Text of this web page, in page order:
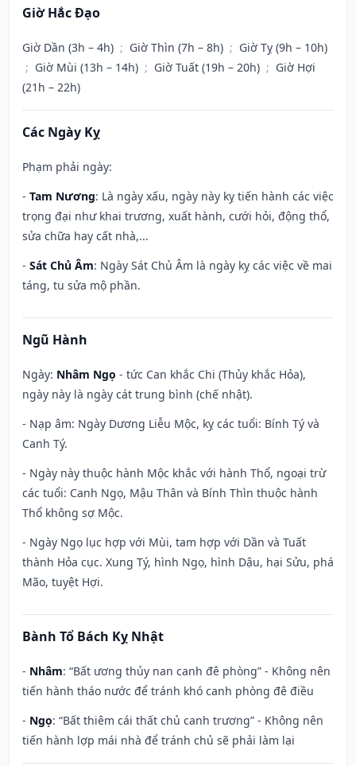
Giờ Hắc Đạo
Giờ Dần (3h – 4h) ; Giờ Thìn (7h – 8h) ; Giờ Tỵ (9h – 10h)
; Giờ Mùi (13h – 14h) ; Giờ Tuất (19h – 20h) ; Giờ Hợi
(21h – 22h)
Các Ngày Kỵ
Phạm phải ngày:
- Tam Nương: Là ngày xấu, ngày này kỵ tiến hành các việc
trọng đại như khai trương, xuất hành, cưới hỏi, động thổ,
sửa chữa hay cất nhà,...
- Sát Chủ Âm: Ngày Sát Chủ Âm là ngày kỵ các việc về mai
táng, tu sửa mộ phần.
Ngũ Hành
Ngày: Nhâm Ngọ - tức Can khắc Chi (Thủy khắc Hỏa),
ngày này là ngày cát trung bình (chế nhật).
- Nạp âm: Ngày Dương Liễu Mộc, kỵ các tuổi: Bính Tý và
Canh Tý.
- Ngày này thuộc hành Mộc khắc với hành Thổ, ngoại trừ
các tuổi: Canh Ngọ, Mậu Thân và Bính Thìn thuộc hành
Thổ không sợ Mộc.
- Ngày Ngọ lục hợp với Mùi, tam hợp với Dần và Tuất
thành Hỏa cục. Xung Tý, hình Ngọ, hình Dậu, hại Sửu, phá
Mão, tuyệt Hợi.
Bành Tổ Bách Kỵ Nhật
- Nhâm: “Bất ương thủy nan canh đê phòng” - Không nên
tiến hành tháo nước để tránh khó canh phòng đê điều
- Ngọ: “Bất thiêm cái thất chủ canh trương” - Không nên
tiến hành lợp mái nhà để tránh chủ sẽ phải làm lại